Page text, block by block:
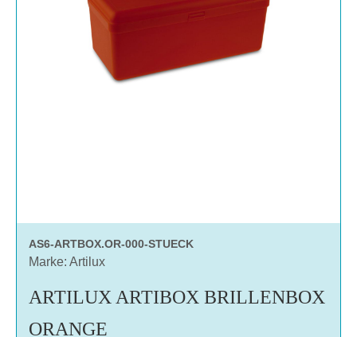
AS6-ARTBOX.OR-000-STUECK
Marke: Artilux
ARTILUX ARTIBOX BRILLENBOX
ORANGE